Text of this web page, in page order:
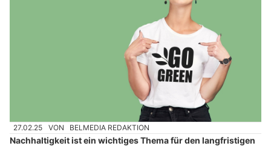
27.02.25 VON BELMEDIA REDAKTION
Nachhaltigkeit ist ein wichtiges Thema für den langfristigen